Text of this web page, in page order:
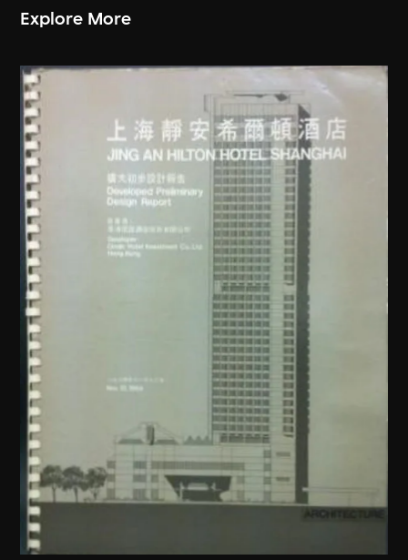
Explore More